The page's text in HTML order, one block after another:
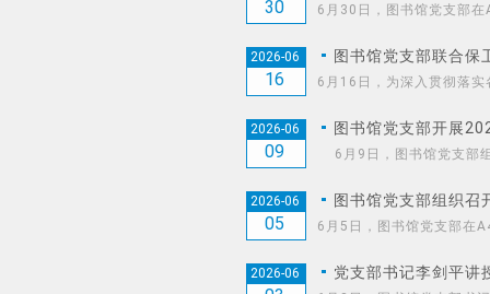
30 6月30日，图书馆党支部
2026-06
16
图书馆党支部联合保
6月16日，为深入贯彻落
2026-06
09
图书馆党支部开展
6月9日，图书馆党支部
2026-06
05
图书馆党支部组织召
6月5日，图书馆党支部在
2026-06 党支部书记李剑平讲